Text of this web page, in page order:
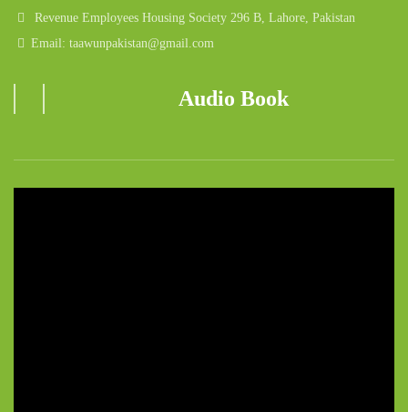
Revenue Employees Housing Society 296 B, Lahore, Pakistan
Email: taawunpakistan@gmail.com
Audio Book